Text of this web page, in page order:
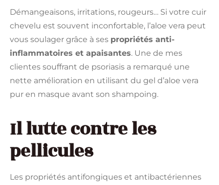
Démangeaisons, irritations, rougeurs… Si votre cuir
chevelu est souvent inconfortable, l’aloe vera peut
vous soulager grâce à ses propriétés anti-
inflammatoires et apaisantes. Une de mes
clientes souffrant de psoriasis a remarqué une
nette amélioration en utilisant du gel d’aloe vera
pur en masque avant son shampoing.
Il lutte contre les
pellicules
Les propriétés antifongiques et antibactériennes